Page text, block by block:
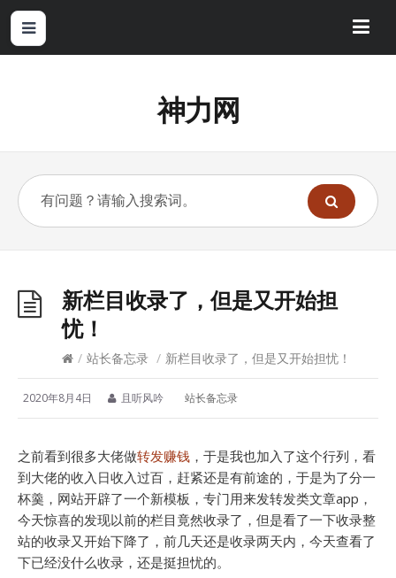
神力网
新栏目收录了，但是又开始担
忧！
/ 站长备忘录 / 新栏目收录了，但是又开始担忧！
2020年8月4日 且听风吟 站长备忘录
之前看到很多大佬做转发赚钱 ，于是我也加入了这个行列，看
到大佬的收入日收入过百，赶紧还是有前途的，于是为了分一
杯羹，网站开辟了一个新模板，专门用来发转发类文章app，
今天惊喜的发现以前的栏目竟然收录了，但是看了一下收录整
站的收录又开始下降了，前几天还是收录两天内，今天查看了
下已经没什么收录，还是挺担忧的。